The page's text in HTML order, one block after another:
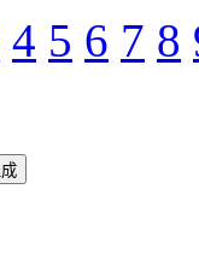
4 5 6 7 8